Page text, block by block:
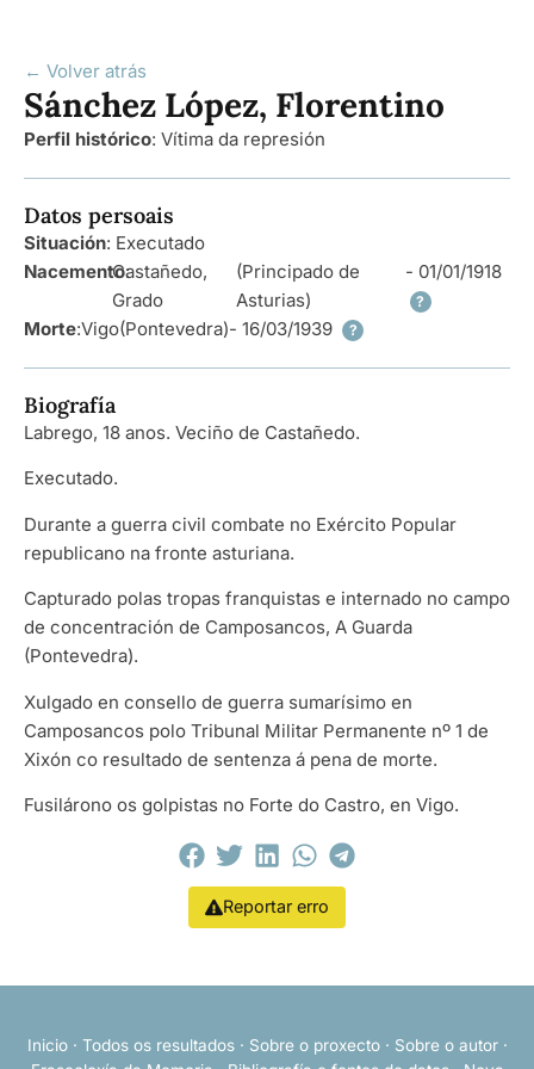
← Volver atrás
Sánchez López, Florentino
Perfil histórico: Vítima da represión
Datos persoais
Situación: Executado
Nacemento:
Castañedo,
Grado
(Principado de
Asturias)
- 01/01/1918
?
Morte:Vigo(Pontevedra)- 16/03/1939 ?
Biografía
Labrego, 18 anos. Veciño de Castañedo.
Executado.
Durante a guerra civil combate no Exército Popular
republicano na fronte asturiana.
Capturado polas tropas franquistas e internado no campo
de concentración de Camposancos, A Guarda
(Pontevedra).
Xulgado en consello de guerra sumarísimo en
Camposancos polo Tribunal Militar Permanente nº 1 de
Xixón co resultado de sentenza á pena de morte.
Fusilárono os golpistas no Forte do Castro, en Vigo.
Reportar erro
Inicio· Todos os resultados· Sobre o proxecto· Sobre o autor·